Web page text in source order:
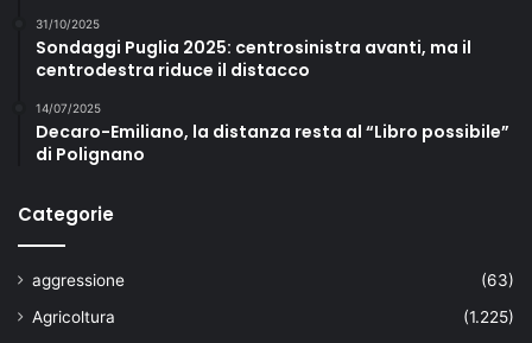
31/10/2025
Sondaggi Puglia 2025: centrosinistra avanti, ma il
centrodestra riduce il distacco
14/07/2025
Decaro-Emiliano, la distanza resta al “Libro possibile”
di Polignano
Categorie
aggressione
(63)
Agricoltura
(1.225)